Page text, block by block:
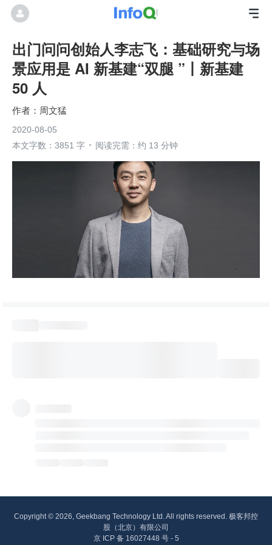
出门问问创始人李志飞：基础研究与场
景应用是 AI 新基建“双腿 ”丨新基建
50 人
周文猛
2020-08-05
本文字数：3851 字
阅读完需：约 13 分钟
Copyright © 2026, Geekbang Technology Ltd. All rights reserved. 极客邦控
股（北京）有限公司
京 ICP 备 16027448 号 - 5